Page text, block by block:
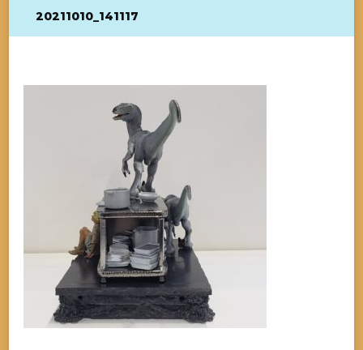
20211010_141117